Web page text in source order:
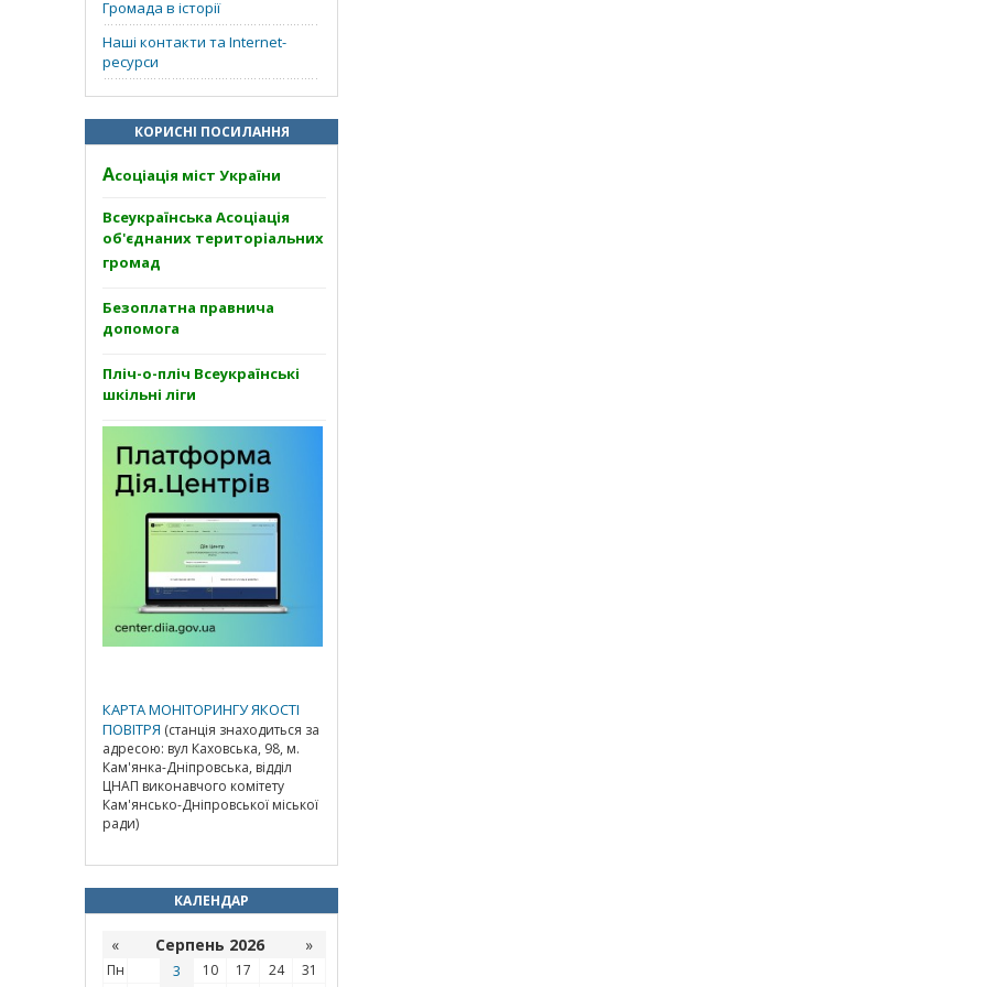
Громада в історії
Наші контакти та Internet-
ресурси
КОРИСНІ ПОСИЛАННЯ
Асоціація міст України
Всеукраїнська Асоціація
об'єднаних територіальних
громад
Безоплатна правнича
допомога
Пліч-о-пліч Всеукраїнські
шкільні ліги
КАРТА МОНІТОРИНГУ ЯКОСТІ
ПОВІТРЯ (станція знаходиться за
адресою: вул Каховська, 98, м.
Кам'янка-Дніпровська, відділ
ЦНАП виконавчого комітету
Кам'янсько-Дніпровської міської
ради)
КАЛЕНДАР
« Серпень 2026 »
Пн 3 10 17 24
31